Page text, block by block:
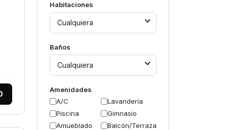
Habitaciones
Cualquiera
Baños
Cualquiera
Amenidades
A/C
Lavandería
Piscina
Gimnasio
Amueblado
Balcón/Terraza